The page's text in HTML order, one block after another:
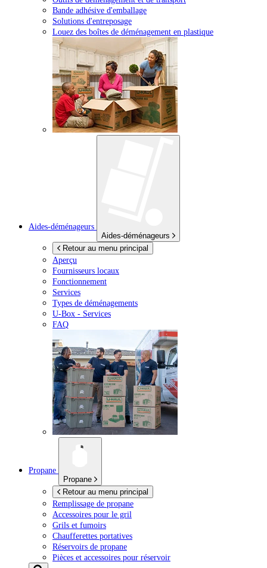
Bande adhésive d'emballage
Solutions d'entreposage
Louez des boîtes de déménagement en plastique
Aides-déménageurs
Aides-déménageurs
Retour au menu principal
Aperçu
Fournisseurs locaux
Fonctionnement
Services
Types de déménagements
U-Box - Services
FAQ
Propane
Propane
Retour au menu principal
Remplissage de propane
Accessoires pour le gril
Grils et fumoirs
Chaufferettes portatives
Réservoirs de propane
Pièces et accessoires pour réservoir